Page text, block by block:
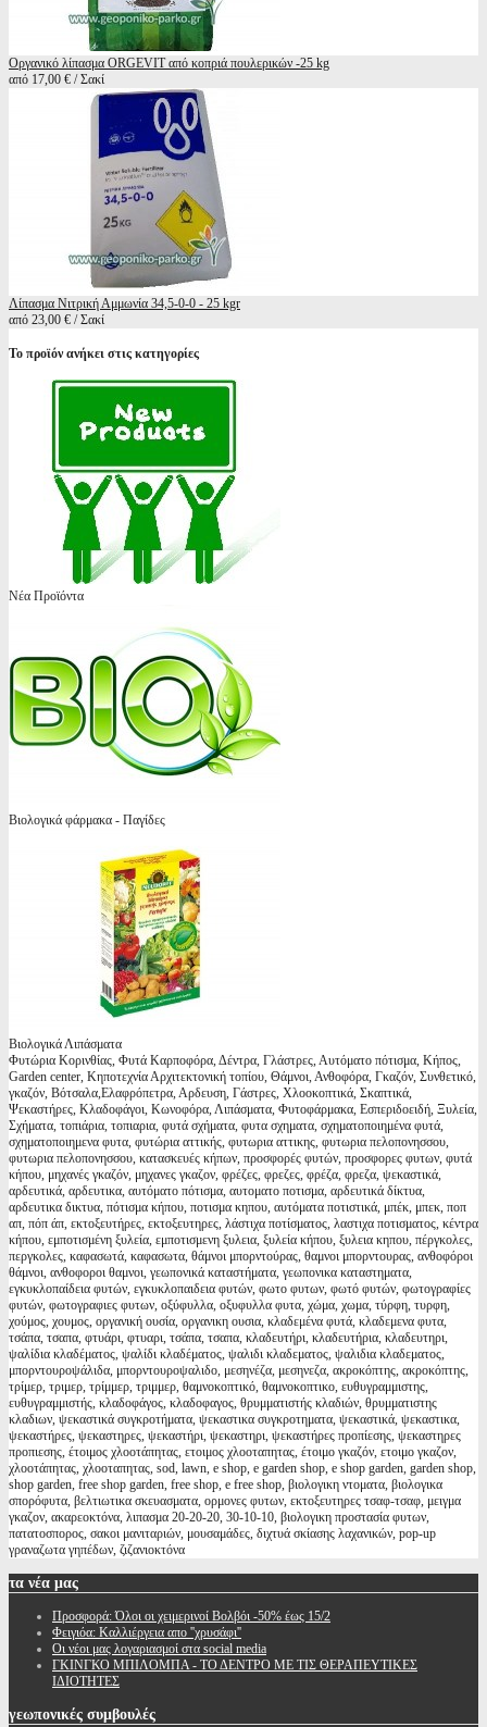
Οργανικό λίπασμα ORGEVIT από κοπριά πουλερικών -25 kg
από 17,00 € / Σακί
Λίπασμα Νιτρική Αμμωνία 34,5-0-0 - 25 kgr
από 23,00 € / Σακί
Το προϊόν ανήκει στις κατηγορίες
Νέα Προϊόντα
Βιολογικά φάρμακα - Παγίδες
Βιολογικά Λιπάσματα
Φυτώρια Κορινθίας, Φυτά Καρποφόρα, Δέντρα, Γλάστρες, Αυτόματο πότισμα, Κήπος,
Garden center, Κηποτεχνία Αρχιτεκτονική τοπίου, Θάμνοι, Ανθοφόρα, Γκαζόν, Συνθετικό,
γκαζόν, Βότσαλα,Ελαφρόπετρα, Αρδευση, Γάστρες, Χλοοκοπτικά, Σκαπτικά,
Ψεκαστήρες, Κλαδοφάγοι, Κωνοφόρα, Λιπάσματα, Φυτοφάρμακα, Εσπεριδοειδή, Ξυλεία,
Σχήματα, τοπιάρια, τοπιαρια, φυτά σχήματα, φυτα σχηματα, σχηματοποιημένα φυτά,
σχηματοποιημενα φυτα, φυτώρια αττικής, φυτωρια αττικης, φυτωρια πελοπονησσου,
φυτωρια πελοπονησσου, κατασκευές κήπων, προσφορές φυτών, προσφορες φυτων, φυτά
κήπου, μηχανές γκαζόν, μηχανες γκαζον, φρέζες, φρεζες, φρέζα, φρεζα, ψεκαστικά,
αρδευτικά, αρδευτικα, αυτόματο πότισμα, αυτοματο ποτισμα, αρδευτικά δίκτυα,
αρδευτικα δικτυα, πότισμα κήπου, ποτισμα κηπου, αυτόματα ποτιστικά, μπέκ, μπεκ, ποπ
απ, πόπ άπ, εκτοξευτήρες, εκτοξευτηρες, λάστιχα ποτίσματος, λαστιχα ποτισματος, κέντρα
κήπου, εμποτισμένη ξυλεία, εμποτισμενη ξυλεια, ξυλεία κήπου, ξυλεια κηπου, πέργκολες,
περγκολες, καφασωτά, καφασωτα, θάμνοι μπορντούρας, θαμνοι μπορντουρας, ανθοφόροι
θάμνοι, ανθοφοροι θαμνοι, γεωπονικά καταστήματα, γεωπονικα καταστηματα,
εγκυκλοπαίδεια φυτών, εγκυκλοπαιδεια φυτών, φωτο φυτων, φωτό φυτών, φωτογραφίες
φυτών, φωτογραφιες φυτων, οξύφυλλα, οξυφυλλα φυτα, χώμα, χωμα, τύρφη, τυρφη,
χούμος, χουμος, οργανική ουσία, οργανικη ουσια, κλαδεμένα φυτά, κλαδεμενα φυτα,
τσάπα, τσαπα, φτυάρι, φτυαρι, τσάπα, τσαπα, κλαδευτήρι, κλαδευτήρια, κλαδευτηρι,
ψαλίδια κλαδέματος, ψαλίδι κλαδέματος, ψαλιδι κλαδεματος, ψαλιδια κλαδεματος,
μπορντουροψάλιδα, μπορντουροψαλιδο, μεσηνέζα, μεσηνεζα, ακροκόπτης, ακροκόπτης,
τρίμερ, τριμερ, τρίμμερ, τριμμερ, θαμνοκοπτικό, θαμνοκοπτικο, ευθυγραμμιστης,
ευθυγραμμιστής, κλαδοφάγος, κλαδοφαγος, θρυμματιστής κλαδιών, θρυμματιστης
κλαδιων, ψεκαστικά συγκροτήματα, ψεκαστικα συγκροτηματα, ψεκαστικά, ψεκαστικα,
ψεκαστήρες, ψεκαστηρες, ψεκαστήρι, ψεκαστηρι, ψεκαστήρες προπίεσης, ψεκαστηρες
προπιεσης, έτοιμος χλοοτάπητας, ετοιμος χλοοταπητας, έτοιμο γκαζόν, ετοιμο γκαζον,
χλοοτάπητας, χλοοταπητας, sod, lawn, e shop, e garden shop, e shop garden, garden shop,
shop garden, free shop garden, free shop, e free shop, βιολογικη ντοματα, βιολογικα
σπορόφυτα, βελτιωτικα σκευασματα, ορμονες φυτων, εκτοξευτηρες τσαφ-τσαφ, μειγμα
γκαζον, ακαρεοκτόνα, λιπασμα 20-20-20, 30-10-10, βιολογικη προστασία φυτων,
πατατοσπορος, σακοι μανιταριών, μουσαμάδες, διχτυά σκίασης λαχανικών, pop-up
γραναζωτα γηπέδων, ζιζανιοκτόνα
τα νέα μας
Προσφορά: Όλοι οι χειμερινοί Βολβόι -50% έως 15/2
Φειγιόα: Καλλιέργεια απο ''χρυσάφι''
Oι νέοι μας λογαριασμοί στα social media
ΓΚΙΝΓΚΟ ΜΠΙΛΟΜΠΑ - ΤΟ ΔΕΝΤΡΟ ΜΕ ΤΙΣ ΘΕΡΑΠΕΥΤΙΚΕΣ
ΙΔΙΟΤΗΤΕΣ
γεωπονικές συμβουλές